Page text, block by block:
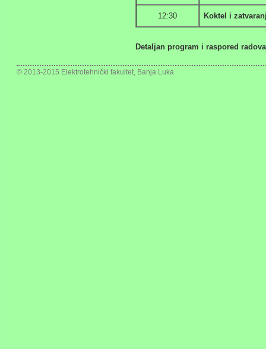
12:30 Koktel i
Detaljan program i raspored
© 2013-2015 Elektrotehnički fakultet, Banja Luka